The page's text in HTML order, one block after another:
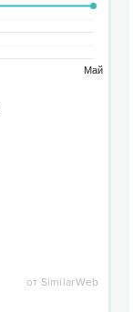
Май
от SimilarWeb